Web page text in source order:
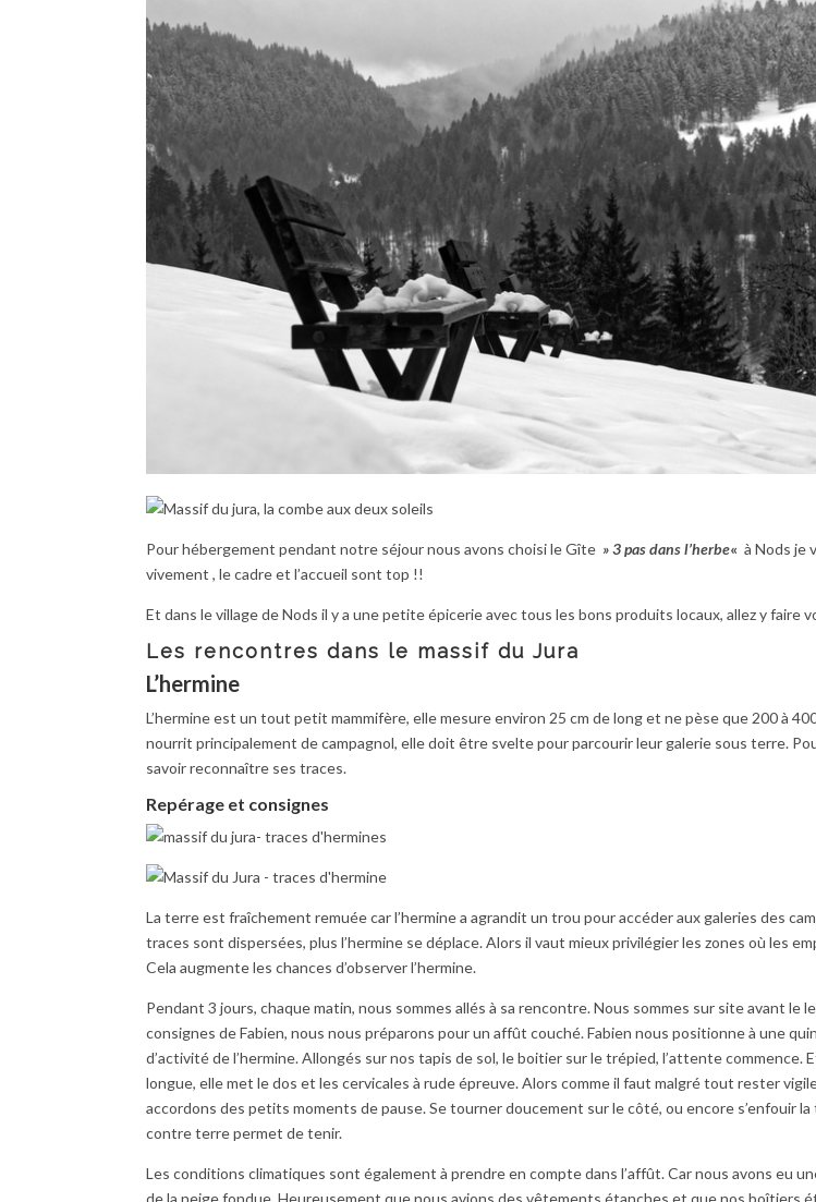
Pour hébergement pendant notre séjour nous avons choisi le Gîte »3 pas dans l’herbe« à Nods je
vivement , le cadre et l’accueil sont top !!
Et dans le village de Nods il y a une petite épicerie avec tous les bons produits locaux, allez y faire
Les rencontres dans le massif du Jura
L’hermine
L’hermine est un tout petit mammifère, elle mesure environ 25 cm de long et ne pèse que 200 à
nourrit principalement de campagnol, elle doit être svelte pour parcourir leur galerie sous terre.
savoir reconnaître ses traces.
Repérage et consignes
La terre est fraîchement remuée car l’hermine a agrandit un trou pour accéder aux galeries des
traces sont dispersées, plus l’hermine se déplace. Alors il vaut mieux privilégier les zones où les
Cela augmente les chances d’observer l’hermine.
Pendant 3 jours, chaque matin, nous sommes allés à sa rencontre. Nous sommes sur site avant le
consignes de Fabien, nous nous préparons pour un affût couché. Fabien nous positionne à une
d’activité de l’hermine. Allongés sur nos tapis de sol, le boitier sur le trépied, l’attente
longue, elle met le dos et les cervicales à rude épreuve. Alors comme il faut malgré tout rester
accordons des petits moments de pause. Se tourner doucement sur le côté, ou encore s’enfouir
contre terre permet de tenir.
Les conditions climatiques sont également à prendre en compte dans l’affût. Car nous avons eu